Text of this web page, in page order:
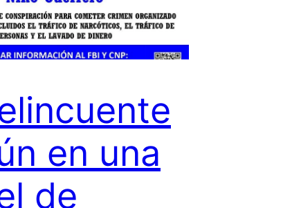
en una
de